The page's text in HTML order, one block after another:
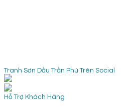
Tranh Sơn Dầu Trần Phú Trên Social
Hỗ Trợ Khách Hàng